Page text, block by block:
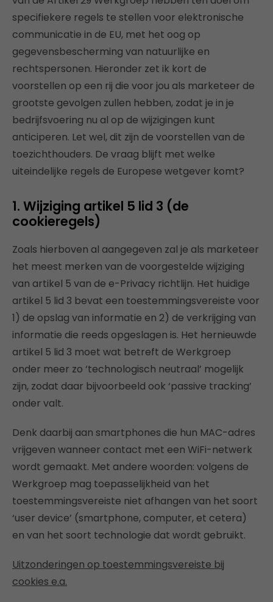
specifiekere regels te stellen voor elektronische
communicatie in de EU, met het oog op
gegevensbescherming van natuurlijke en
rechtspersonen. Hieronder zet ik kort de
voorstellen op een rij die voor jou als marketeer de
grootste gevolgen zullen hebben, zodat je in je
bedrijfsvoering nu al op de wijzigingen kunt
anticiperen. Let wel, dit zijn de voorstellen van de
toezichthouders. De vraag blijft met welke
uiteindelijke regels de Europese wetgever komt?
1. Wijziging artikel 5 lid 3 (de
cookieregels)
Zoals hierboven al aangegeven zal je als marketeer
het meest merken van de voorgestelde wijziging
van artikel 5 van de e-Privacy richtlijn. Het huidige
artikel 5 lid 3 bevat een toestemmingsvereiste voor
1) de opslag van informatie en 2) de verkrijging van
informatie die reeds opgeslagen is. Het hernieuwde
artikel 5 lid 3 moet wat betreft de Werkgroep
onder meer zo ‘technologisch neutraal’ mogelijk
zijn, zodat daar bijvoorbeeld ook ‘passive tracking’
onder valt.
Denk daarbij aan smartphones die hun MAC-adres
vrijgeven wanneer contact met een WiFi-netwerk
wordt gemaakt. Met andere woorden: volgens de
Werkgroep mag toepasselijkheid van het
toestemmingsvereiste niet afhangen van het soort
‘user device’ (smartphone, computer, et cetera)
en van het soort technologie dat wordt gebruikt.
Uitzonderingen op toestemmingsvereiste bij
cookies e.a.